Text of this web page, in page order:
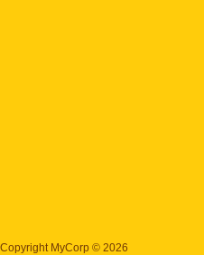
Copyright MyCorp © 2026